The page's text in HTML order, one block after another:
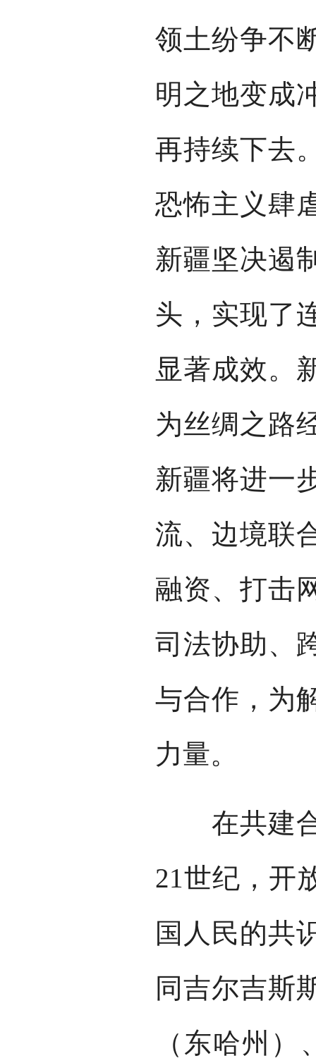
领土纷争不
明之地变成
再持续下去
恐怖主义肆
新疆坚决遏
头，实现了
显著成效。
为丝绸之路
新疆将进一
流、边境联
融资、打击
司法协助、
与合作，为
力量。
在共建合
21世纪，开
国人民的共
同吉尔吉斯
（东哈州